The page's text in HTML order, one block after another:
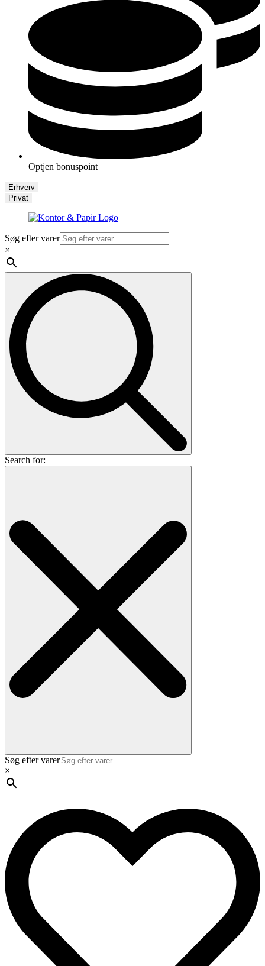
Optjen bonuspoint
Erhverv
Privat
Søg efter varer
×
Search for:
Søg efter varer
×